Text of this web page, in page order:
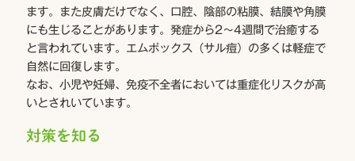
ます。また皮膚だけでなく、口腔、陰部の粘膜、結膜や角膜
にも生じることがあります。発症から2～4週間で治癒する
と言われています。エムポックス（サル痘）の多くは軽症で
自然に回復します。
なお、小児や妊婦、免疫不全者においては重症化リスクが高
いとされいています。
対策を知る